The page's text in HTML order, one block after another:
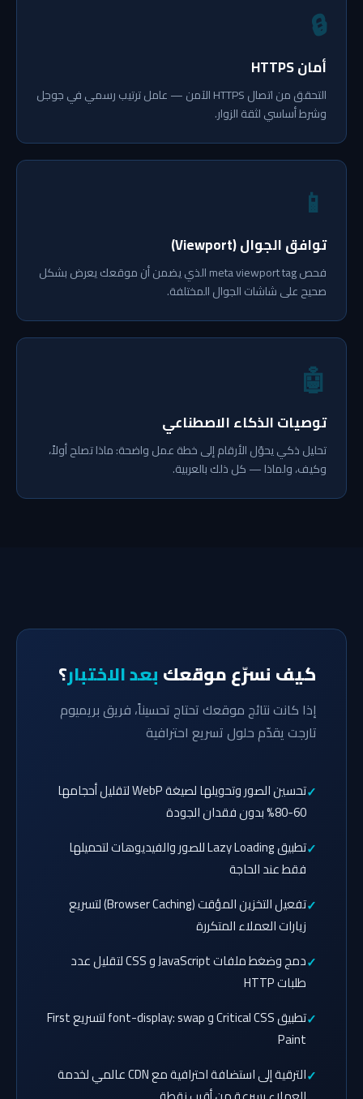
🔒
أمان HTTPS
التحقق من اتصال HTTPS الآمن — عامل ترتيب رسمي في جوجل
وشرط أساسي لثقة الزوار.
📱
توافق الجوال (Viewport)
فحص meta viewport tag الذي يضمن أن موقعك يعرض بشكل
صحيح على شاشات الجوال المختلفة.
🤖
توصيات الذكاء الاصطناعي
تحليل ذكي يحوّل الأرقام إلى خطة عمل واضحة: ماذا تصلح أولاً،
وكيف، ولماذا — كل ذلك بالعربية.
كيف نسرّع موقعكبعد الاختبار؟
إذا كانت نتائج موقعك تحتاج تحسيناً، فريق بريميوم
تارجت يقدّم حلول تسريع احترافية
تحسين الصور وتحويلها لصيغة WebP لتقليل أحجامها
60-80% بدون فقدان الجودة
تطبيق Lazy Loading للصور والفيديوهات لتحميلها
فقط عند الحاجة
تفعيل التخزين المؤقت (Browser Caching) لتسريع
زيارات العملاء المتكررة
دمج وضغط ملفات JavaScript و CSS لتقليل عدد
طلبات HTTP
تطبيق Critical CSS و font-display: swap لتسريع First
Paint
الترقية إلى استضافة احترافية مع CDN عالمي لخدمة